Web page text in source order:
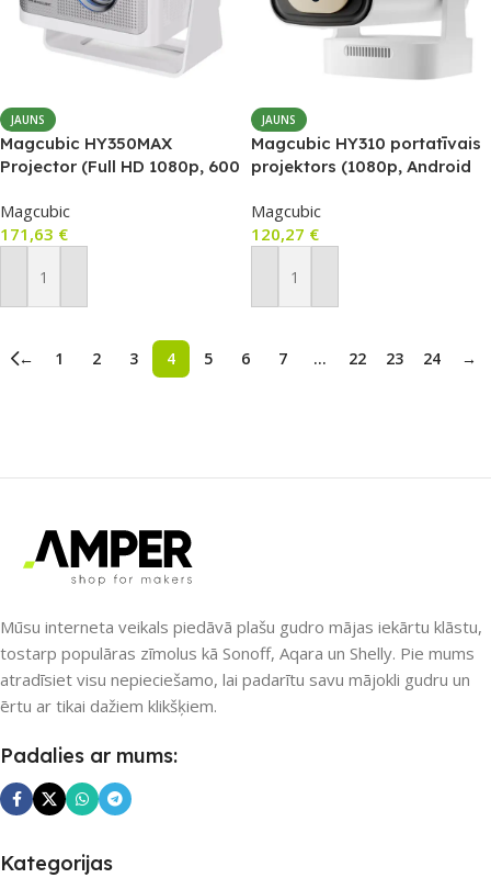
JAUNS
Magcubic HY350MAX
Projector (Full HD 1080p, 600
5.4)
Magcubic
171,63 €
Pievienot Grozam
JAUNS
Magcubic HY310 portatīvais
projektors (1080p, Android
Focus/Keystone, 4K
atbalsts)
Magcubic
120,27 €
Pievienot Grozam
← 1 2 3 4 5 6 7 … 22 23 24 →
Mūsu interneta veikals piedāvā plašu gudro mājas iekārtu klāstu,
tostarp populāras zīmolus kā Sonoff, Aqara un Shelly. Pie mums
atradīsiet visu nepieciešamo, lai padarītu savu mājokli gudru un
ērtu ar tikai dažiem klikšķiem.
Padalies ar mums:
Kategorijas